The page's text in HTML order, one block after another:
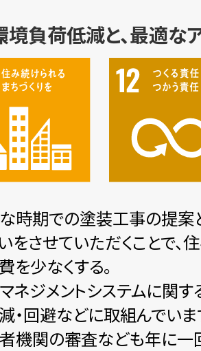
負荷低減と、最適な
時期での塗装工事の提案
をさせていただくことで
を少なくする。
ネジメントシステムに関
・回避などに取組んでいま
機関の審査なども年に一